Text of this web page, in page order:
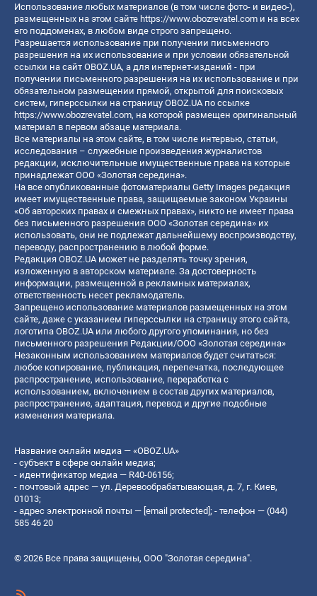
Использование любых материалов (в том числе фото- и видео-),
размещенных на этом сайте https://www.obozrevatel.com и на всех
его поддоменах, в любом виде строго запрещено.
Разрешается использование при получении письменного
разрешения на их использование и при условии обязательной
ссылки на сайт OBOZ.UA, а для интернет-изданий - при
получении письменного разрешения на их использование и при
обязательном размещении прямой, открытой для поисковых
систем, гиперссылки на страницу OBOZ.UA по ссылке
https://www.obozrevatel.com, на которой размещен оригинальный
материал в первом абзаце материала.
Все материалы на этом сайте, в том числе интервью, статьи,
исследования – служебные произведения журналистов
редакции, исключительные имущественные права на которые
принадлежат ООО «Золотая середина».
На все опубликованные фотоматериалы Getty Images редакция
имеет имущественные права, защищаемые законом Украины
«Об авторских правах и смежных правах», никто не имеет права
без письменного разрешения ООО «Золотая середина» их
использовать, они не подлежат дальнейшему воспроизводству,
переводу, распространению в любой форме.
Редакция OBOZ.UA может не разделять точку зрения,
изложенную в авторском материале. За достоверность
информации, размещенной в рекламных материалах,
ответственность несет рекламодатель.
Запрещено использование материалов размещенных на этом
сайте, даже с указанием гиперссылки на страницу этого сайта,
логотипа OBOZ.UA или любого другого упоминания, но без
письменного разрешения Редакции/ООО «Золотая середина»
Незаконным использованием материалов будет считаться:
любое копирование, публикация, перепечатка, последующее
распространение, использование, переработка с
использованием, включением в состав других материалов,
распространение, адаптация, перевод и другие подобные
изменения материала.
Название онлайн медиа — «OBOZ.UA»
- субъект в сфере онлайн медиа;
- идентификатор медиа — R40-06156;
- почтовый адрес — ул. Деревообрабатывающая, д. 7, г. Киев,
01013;
- адрес электронной почты — [email protected]; - телефон — (044)
585 46 20
© 2026 Все права защищены, ООО "Золотая середина".